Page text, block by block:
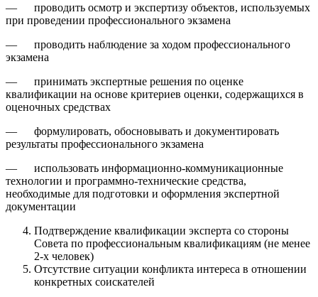
— проводить осмотр и экспертизу объектов, используемых
при проведении профессионального экзамена
— проводить наблюдение за ходом профессионального
экзамена
— принимать экспертные решения по оценке
квалификации на основе критериев оценки, содержащихся в
оценочных средствах
— формулировать, обосновывать и документировать
результаты профессионального экзамена
— использовать информационно-коммуникационные
технологии и программно-технические средства,
необходимые для подготовки и оформления экспертной
документации
Подтверждение квалификации эксперта со стороны
Совета по профессиональным квалификациям (не менее
2-х человек)
Отсутствие ситуации конфликта интереса в отношении
конкретных соискателей